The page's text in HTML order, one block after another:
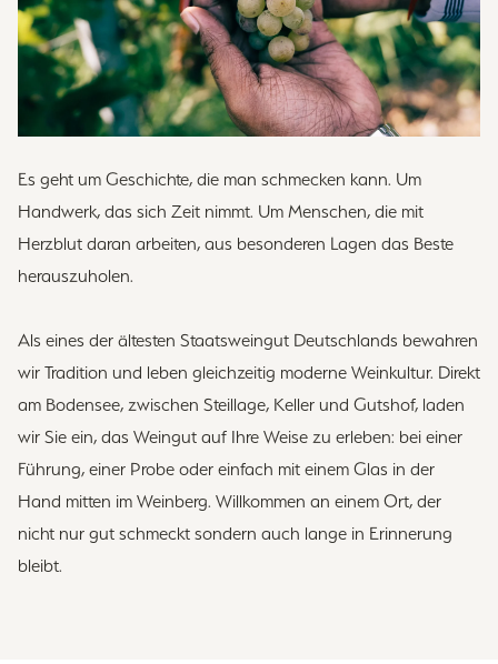
Es geht um Geschichte, die man schmecken kann. Um
Handwerk, das sich Zeit nimmt. Um Menschen, die mit
Herzblut daran arbeiten, aus besonderen Lagen das Beste
herauszuholen.
Als eines der ältesten Staatsweingut Deutschlands bewahren
wir Tradition und leben gleichzeitig moderne Weinkultur. Direkt
am Bodensee, zwischen Steillage, Keller und Gutshof, laden
wir Sie ein, das Weingut auf Ihre Weise zu erleben: bei einer
Führung, einer Probe oder einfach mit einem Glas in der
Hand mitten im Weinberg. Willkommen an einem Ort, der
nicht nur gut schmeckt sondern auch lange in Erinnerung
bleibt.